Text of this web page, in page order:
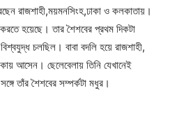
রাজশাহী,ময়মনসিংহ,ঢাকা ও কলকাতায়।
হয়েছে। তার শৈশবের প্রথম দিকটা
চলছিল। বাবা বদলি হয়ে রাজশাহী,
আসেন। ছেলেবেলায় তিনি যেখানেই
তাঁর শৈশবের সম্পর্কটা মধুর।